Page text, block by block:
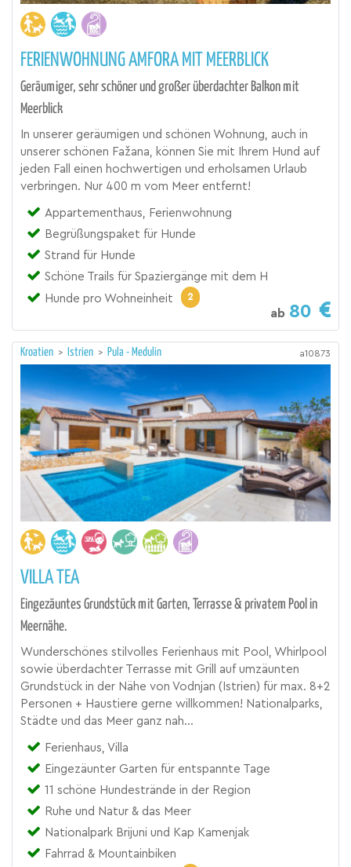
FERIENWOHNUNG AMFORA MIT MEERBLICK
Geräumiger, sehr schöner und großer überdachter Balkon mit
Meerblick
In unserer geräumigen und schönen Wohnung, auch in
unserer schönen Fažana, können Sie mit Ihrem Hund auf
jeden Fall einen hochwertigen und erholsamen Urlaub
verbringen. Nur 400 m vom Meer entfernt!
Appartementhaus, Ferienwohnung
Begrüßungspaket für Hunde
Strand für Hunde
Schöne Trails für Spaziergänge mit dem H
Hunde pro Wohneinheit
2
ab 80
Kroatien > Istrien > Pula - Medulin a10873
VILLA TEA
Eingezäuntes Grundstück mit Garten, Terrasse & privatem Pool in
Meernähe.
Wunderschönes stilvolles Ferienhaus mit Pool, Whirlpool
sowie überdachter Terrasse mit Grill auf umzäunten
Grundstück in der Nähe von Vodnjan (Istrien) für max. 8+2
Personen + Haustiere gerne willkommen! Nationalparks,
Städte und das Meer ganz nah...
Ferienhaus, Villa
Eingezäunter Garten für entspannte Tage
11 schöne Hundestrände in der Region
Ruhe und Natur & das Meer
Nationalpark Brijuni und Kap Kamenjak
Fahrrad & Mountainbiken